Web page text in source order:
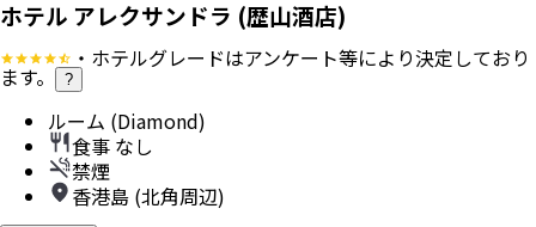
ホテル アレクサンドラ (歴山酒店)
・ホテルグレードはアンケート等により決定しており
ます。 ?
ルーム (Diamond)
食事 なし
禁煙
香港島 (北角周辺)